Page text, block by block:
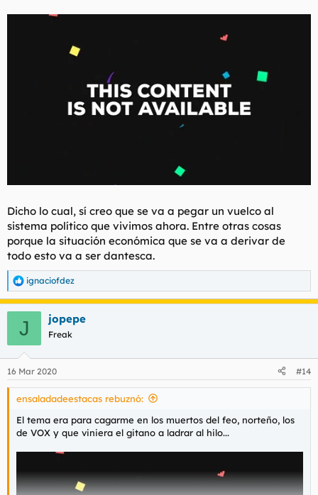
Dicho lo cual, sí creo que se va a pegar un vuelco al
sistema político que vivimos ahora. Entre otras cosas
porque la situación económica que se va a derivar de
todo esto va a ser dantesca.
R
e
a
e
s
ignaciofdez
J jopepe
Freak
16 Mar 2020 #14
ensaladadeestacas rebuznó:
El tema era para cagarme en los muertos del feo, norteño, los
de VOX y que viniera el gitano a ladrar al hilo...